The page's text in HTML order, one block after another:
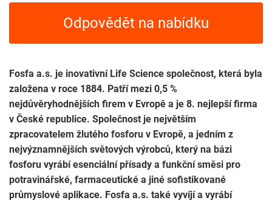
Odpovědět na nabídku
Fosfa a.s. je inovativní Life Science společnost, která byla
založena v roce 1884. Patří mezi 0,5 %
nejdůvěryhodnějších firem v Evropě a je 8. nejlepší firma
v České republice. Společnost je největším
zpracovatelem žlutého fosforu v Evropě, a jedním z
nejvýznamnějších světových výrobců, který na bázi
fosforu vyrábí esenciální přísady a funkční směsi pro
potravinářské, farmaceutické a jiné sofistikované
průmyslové aplikace. Fosfa a.s. také vyvíjí a vyrábí